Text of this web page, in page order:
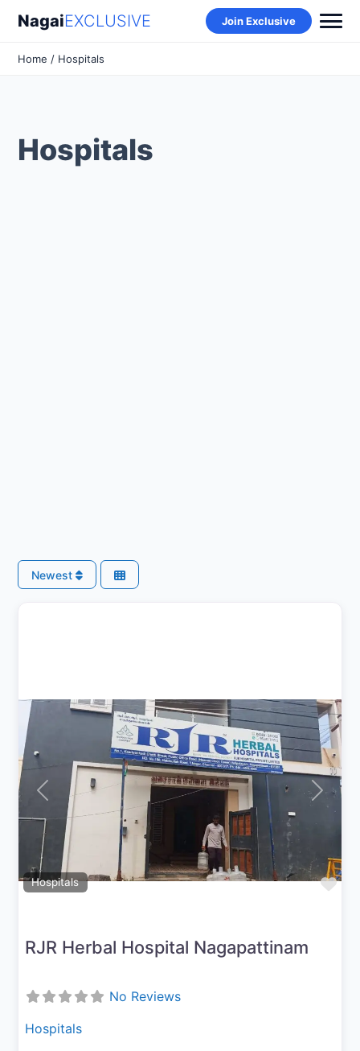
NagaiEXCLUSIVE Join Exclusive
Home / Hospitals
Hospitals
Newest
Hospitals
Previous Next
RJR Herbal Hospital Nagapattinam
No Reviews
Hospitals